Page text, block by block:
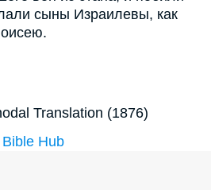
сыны Израилевы, как
Translation (1876)
Bible Hub